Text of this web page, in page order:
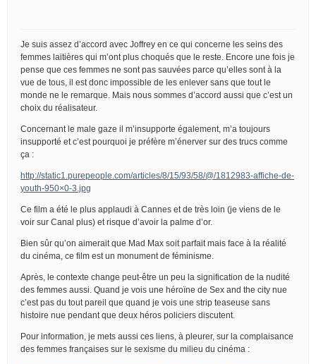
Je suis assez d’accord avec Joffrey en ce qui concerne les seins des
femmes laitières qui m’ont plus choqués que le reste. Encore une fois je
pense que ces femmes ne sont pas sauvées parce qu’elles sont à la
vue de tous, il est donc impossible de les enlever sans que tout le
monde ne le remarque. Mais nous sommes d’accord aussi que c’est un
choix du réalisateur.
Concernant le male gaze il m’insupporte également, m’a toujours
insupporté et c’est pourquoi je préfère m’énerver sur des trucs comme
ça :
http://static1.purepeople.com/articles/8/15/93/58/@/1812983-affiche-de-
youth-950×0-3.jpg
Ce film a été le plus applaudi à Cannes et de très loin (je viens de le
voir sur Canal plus) et risque d’avoir la palme d’or.
Bien sûr qu’on aimerait que Mad Max soit parfait mais face à la réalité
du cinéma, ce film est un monument de féminisme.
Après, le contexte change peut-être un peu la signification de la nudité
des femmes aussi. Quand je vois une héroïne de Sex and the city nue
c’est pas du tout pareil que quand je vois une strip teaseuse sans
histoire nue pendant que deux héros policiers discutent.
Pour information, je mets aussi ces liens, à pleurer, sur la complaisance
des femmes françaises sur le sexisme du milieu du cinéma :